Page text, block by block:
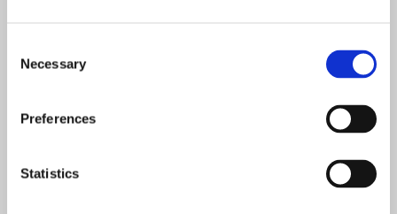
Selection
Necessary
Preferences
Statistics